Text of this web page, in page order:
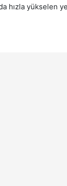
hızla yükselen